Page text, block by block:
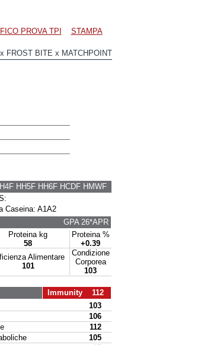
PROVA TPI STAMPA
FROST BITE x MATCHPOINT
HH5F HH6F HCDF HMWF
Caseina: A1A2
GPA 26*APR
Proteina kg
58
Proteina %
+0.39
Alimentare
101
Condizione
Corporea
103
Immunity 112
103
106
112
105